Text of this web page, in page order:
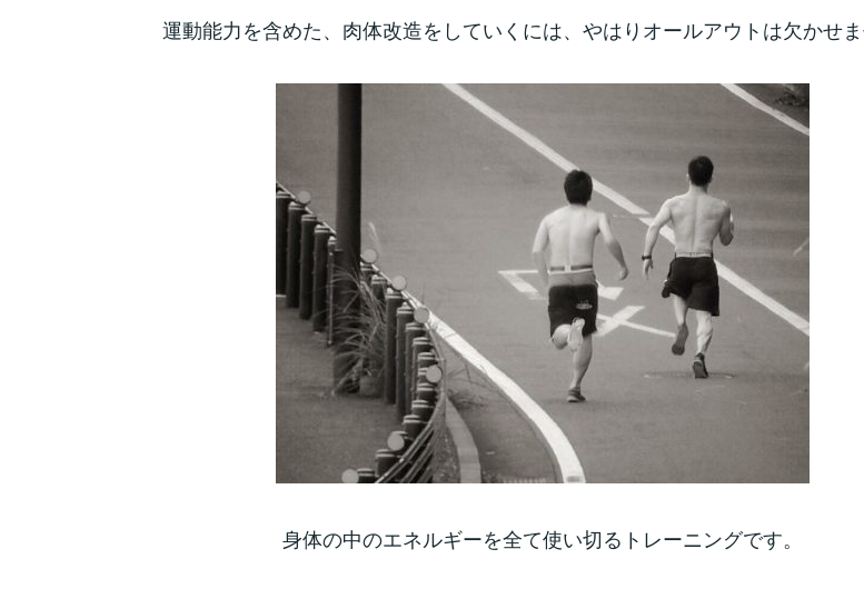
運動能力を含めた、肉体改造をしていくには、やはりオールアウトは欠かせま
身体の中のエネルギーを全て使い切るトレーニングです。